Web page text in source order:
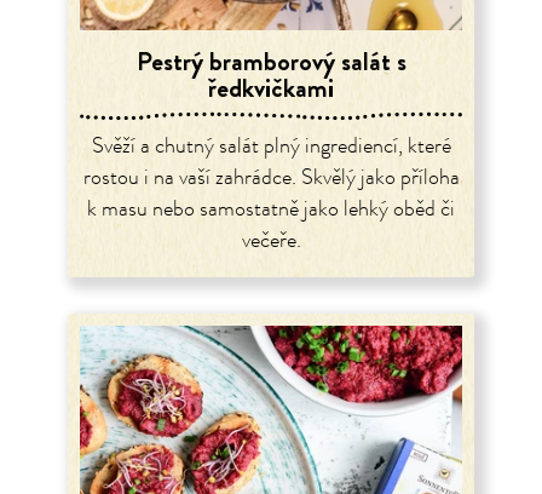
Pestrý bramborový salát s
ředkvičkami
Svěží a chutný salát plný ingrediencí, které
rostou i na vaší zahrádce. Skvělý jako příloha
k masu nebo samostatně jako lehký oběd či
večeře.